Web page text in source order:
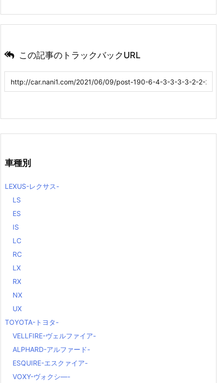
この記事のトラックバックURL
車種別
LEXUS-レクサス-
LS
ES
IS
LC
RC
LX
RX
NX
UX
TOYOTA-トヨタ-
VELLFIRE-ヴェルファイア-
ALPHARD-アルファード-
ESQUIRE-エスクァイア-
VOXY-ヴォクシ―-